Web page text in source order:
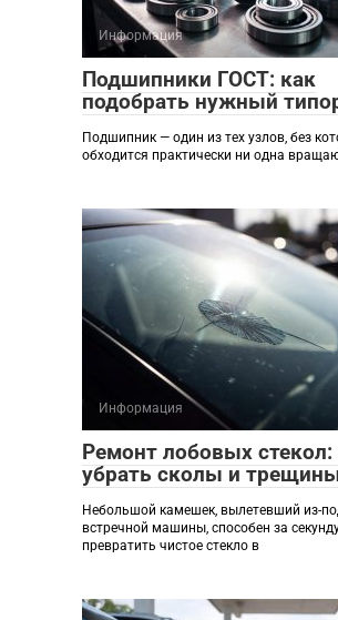
Информация
Подшипники ГОСТ: как
подобрать нужный
Подшипник — один из тех узлов, без
обходится практически ни одна
Информация
Ремонт лобовых стекол:
убрать сколы и
Небольшой камешек, вылетевший из-
встречной машины, способен за
превратить чистое стекло в